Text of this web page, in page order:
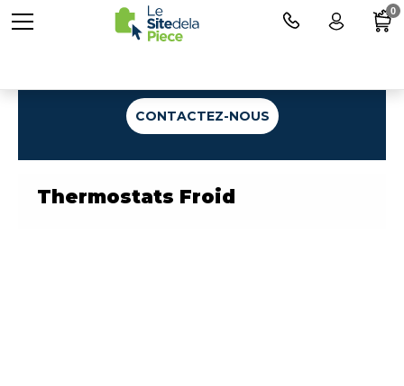
CONTACTEZ-NOUS
Thermostats Froid
0